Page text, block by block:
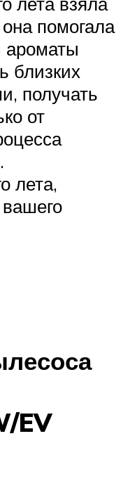
помогала
ароматы
близких
получать
от
лета,
EV